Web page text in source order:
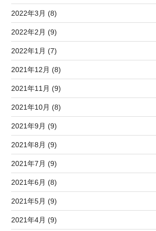
2022年3月 (8)
2022年2月 (9)
2022年1月 (7)
2021年12月 (8)
2021年11月 (9)
2021年10月 (8)
2021年9月 (9)
2021年8月 (9)
2021年7月 (9)
2021年6月 (8)
2021年5月 (9)
2021年4月 (9)